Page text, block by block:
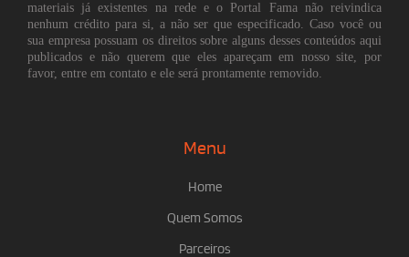
materiais já existentes na rede e o Portal Fama não reivindica
nenhum crédito para si, a não ser que especificado. Caso você ou
sua empresa possuam os direitos sobre alguns desses conteúdos aqui
publicados e não querem que eles apareçam em nosso site, por
favor, entre em contato e ele será prontamente removido.
Menu
Home
Quem Somos
Parceiros